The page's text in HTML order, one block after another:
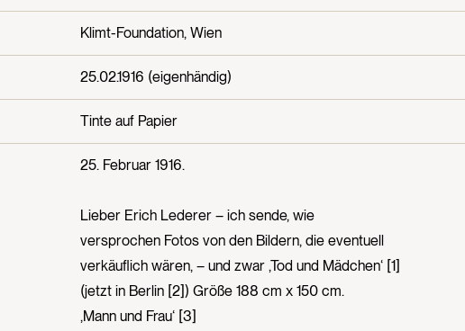
Klimt-Foundation, Wien
25.02.1916 (eigenhändig)
Tinte auf Papier
25. Februar 1916.
Lieber Erich Lederer – ich sende, wie
versprochen Fotos von den Bildern, die eventuell
verkäuflich wären, – und zwar ‚Tod und Mädchen‘ [1]
(jetzt in Berlin [2]) Größe 188 cm x 150 cm.
‚Mann und Frau‘ [3]